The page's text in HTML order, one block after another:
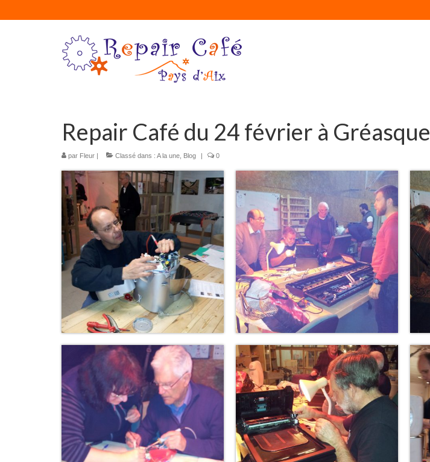
Repair Café du 24 février à Gréasque
par Fleur Classé dans : A la une Blog 0